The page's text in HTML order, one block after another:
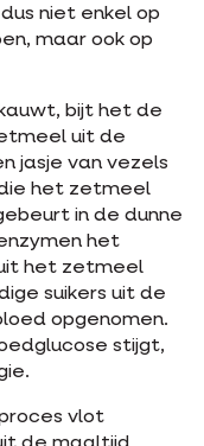
niet enkel op
maar ook op
bijt het de
uit de
jasje van vezels
het zetmeel
in de dunne
het
het zetmeel
suikers uit de
opgenomen.
stijgt,
vlot